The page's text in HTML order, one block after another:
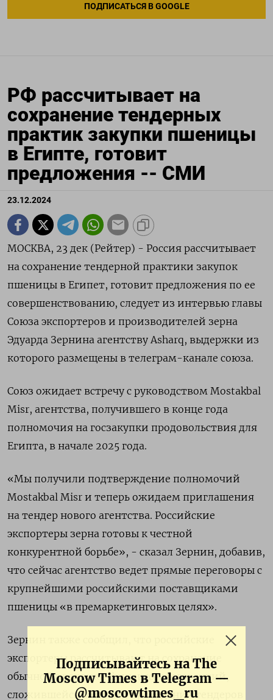
Подписывайтесь на The
Moscow Times в Telegram —
@moscowtimes_ru
ПОДПИСАТЬСЯ В GOOGLE
РФ рассчитывает на
сохранение тендерных
практик закупки пшеницы
в Египте, готовит
предложения -- СМИ
23.12.2024
МОСКВА, 23 дек (Рейтер) - Россия рассчитывает
на сохранение тендерной практики закупок
пшеницы в Египет, готовит предложения по ее
совершенствованию, следует из интервью главы
Союза экспортеров и производителей зерна
Эдуарда Зернина агентству Asharq, выдержки из
которого размещены в телеграм-канале союза.
Союз ожидает встречу с руководством Mostakbal
Misr, агентства, получившего в конце года
полномочия на госзакупки продовольствия для
Египта, в начале 2025 года.
«Мы получили подтверждение полномочий
Mostakbal Misr и теперь ожидаем приглашения
на тендер нового агентства. Российские
экспортеры зерна готовы к честной
конкурентной борьбе», - сказал Зернин, добавив,
что сейчас агентство ведет прямые переговоры с
крупнейшими российскими поставщиками
пшеницы «в премаркетинговых целях».
Зернин также сообщил, что российские
экспортеры рассчитывают на сохранение
обычной практики финансовых гарантий,
сложившейся за время проведения тендеров